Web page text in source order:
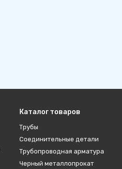
Каталог товаров
Трубы
Соединительные детали
Трубопроводная арматура
Черный металлопрокат